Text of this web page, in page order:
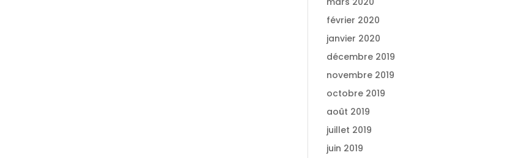
février 2020
janvier 2020
décembre 2019
novembre 2019
octobre 2019
août 2019
juillet 2019
juin 2019